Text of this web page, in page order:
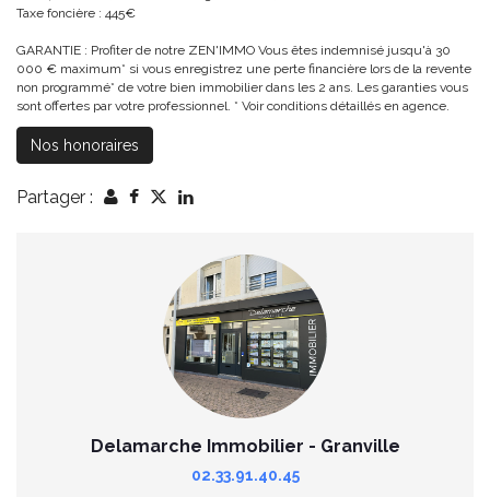
Taxe foncière : 445€
GARANTIE : Profiter de notre ZEN'IMMO Vous êtes indemnisé jusqu'à 30
000 € maximum* si vous enregistrez une perte financière lors de la revente
non programmé* de votre bien immobilier dans les 2 ans. Les garanties vous
sont offertes par votre professionnel. * Voir conditions détaillés en agence.
Nos honoraires
Partager :
Delamarche Immobilier - Granville
02.33.91.40.45